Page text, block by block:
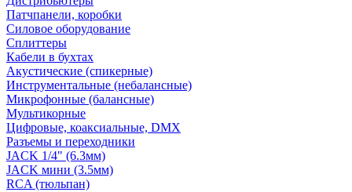
Патчпанели, коробки
Силовое оборудование
Сплиттеры
Кабели в бухтах
Акустические (спикерные)
Инструментальные (небалансные)
Микрофонные (балансные)
Мультикорные
Цифровые, коаксиальные, DMX
Разъемы и переходники
JACK 1/4" (6.3мм)
JACK мини (3.5мм)
RCA (тюльпан)